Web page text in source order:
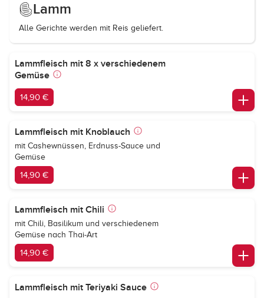
Lamm
Alle Gerichte werden mit Reis geliefert.
Lammfleisch mit 8 x verschiedenem
Gemüse
14,90 €
Lammfleisch mit Knoblauch
mit Cashewnüssen, Erdnuss-Sauce und
Gemüse
14,90 €
Lammfleisch mit Chili
mit Chili, Basilikum und verschiedenem
Gemüse nach Thai-Art
14,90 €
Lammfleisch mit Teriyaki Sauce